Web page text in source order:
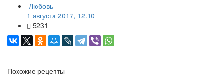
Любовь
1 августа 2017, 12:10
5231
Похожие рецепты